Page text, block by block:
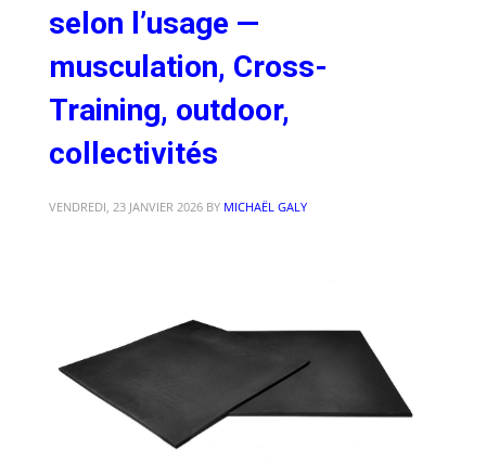
selon l’usage —
musculation, Cross-
Training, outdoor,
collectivités
VENDREDI, 23 JANVIER 2026 BY MICHAËL GALY